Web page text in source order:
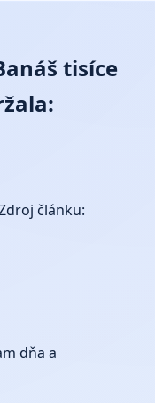
tisíce
článku:
dňa a